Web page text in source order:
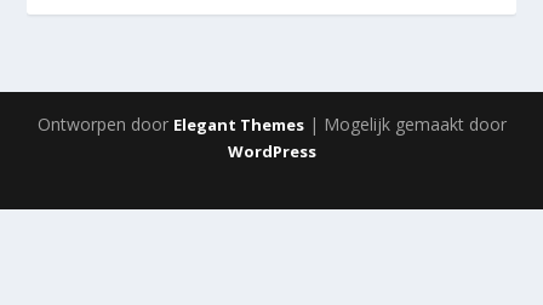
Ontworpen door Elegant Themes| Mogelijk gemaakt door
WordPress